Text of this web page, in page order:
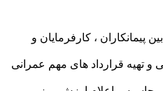
پیمانکاران ، کارفرمایان و
و تهیه قرارداد های مهم عمرانی